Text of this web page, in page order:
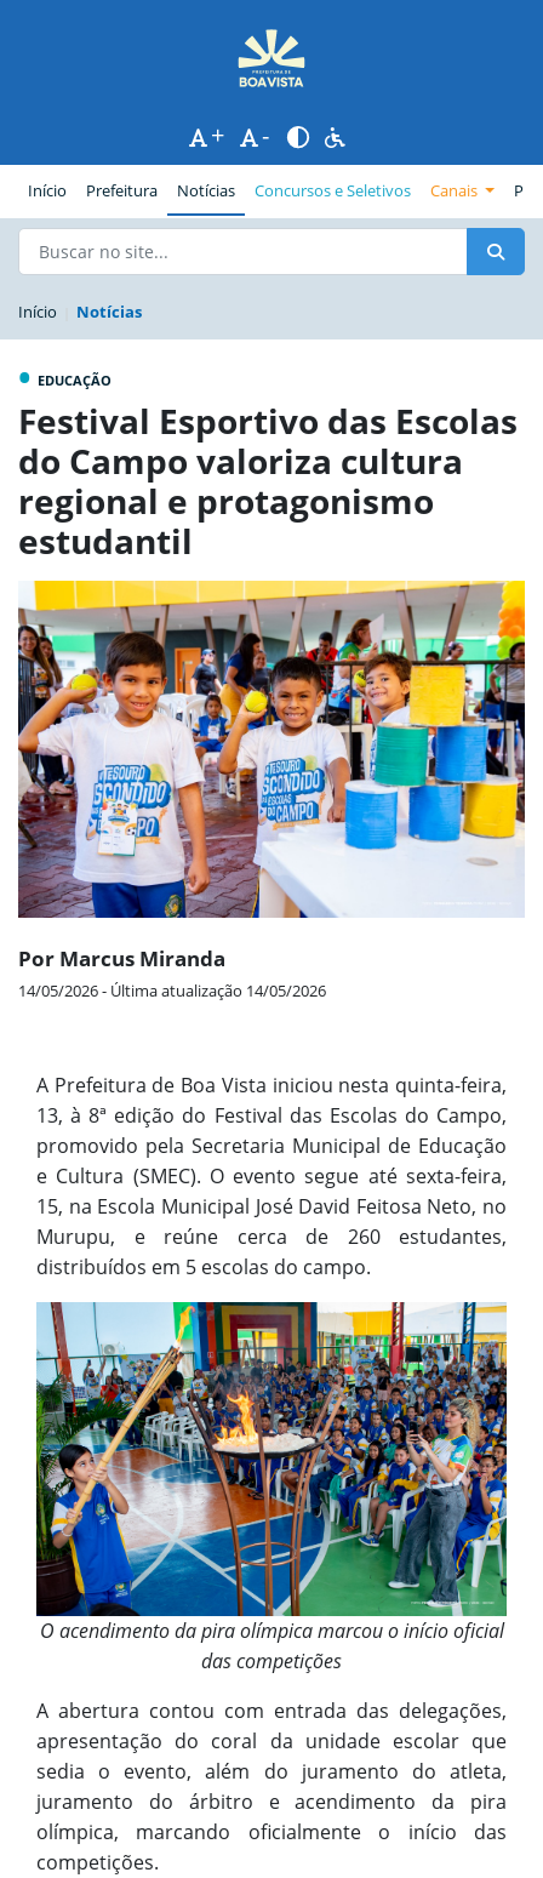
+ -
Início Prefeitura(página atual)
Notícias Concursos e Seletivos Canais
Início Notícias
• EDUCAÇÃO
Festival Esportivo das Escolas
do Campo valoriza cultura
regional e protagonismo
estudantil
Por Marcus Miranda
14/05/2026 - Última atualização 14/05/2026
A Prefeitura de Boa Vista iniciou nesta quinta-feira,
13, à 8ª edição do Festival das Escolas do Campo,
promovido pela Secretaria Municipal de Educação
e Cultura (SMEC). O evento segue até sexta-feira,
15, na Escola Municipal José David Feitosa Neto, no
Murupu, e reúne cerca de 260 estudantes,
distribuídos em 5 escolas do campo.
O acendimento da pira olímpica marcou o início oficial
das competições
A abertura contou com entrada das delegações,
apresentação do coral da unidade escolar que
sedia o evento, além do juramento do atleta,
juramento do árbitro e acendimento da pira
olímpica, marcando oficialmente o início das
competições.